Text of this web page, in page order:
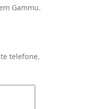
Gammu.
telefone.